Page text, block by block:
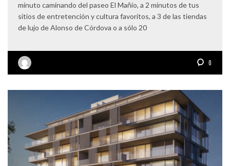
minuto caminando del paseo El Mañío, a 2 minutos de tus
sitios de entretención y cultura favoritos, a 3 de las tiendas
de lujo de Alonso de Córdova o a sólo 20
0